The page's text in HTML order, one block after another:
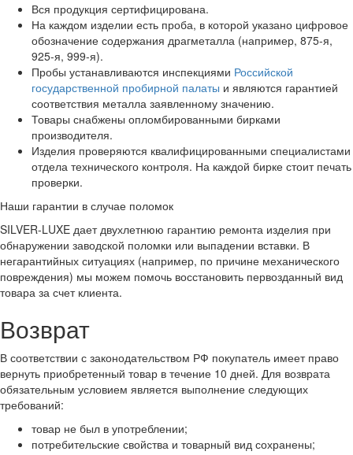
Вся продукция сертифицирована.
На каждом изделии есть проба, в которой указано цифровое
обозначение содержания драгметалла (например, 875-я,
925-я, 999-я).
Пробы устанавливаются инспекциями Российской
государственной пробирной палаты и являются гарантией
соответствия металла заявленному значению.
Товары снабжены опломбированными бирками
производителя.
Изделия проверяются квалифицированными специалистами
отдела технического контроля. На каждой бирке стоит печать
проверки.
Наши гарантии в случае поломок
SILVER-LUXE дает двухлетнюю гарантию ремонта изделия при
обнаружении заводской поломки или выпадении вставки. В
негарантийных ситуациях (например, по причине механического
повреждения) мы можем помочь восстановить первозданный вид
товара за счет клиента.
Возврат
В соответствии с законодательством РФ покупатель имеет право
вернуть приобретенный товар в течение 10 дней. Для возврата
обязательным условием является выполнение следующих
требований:
товар не был в употреблении;
потребительские свойства и товарный вид сохранены;